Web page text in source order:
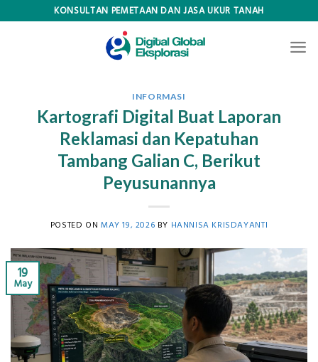
KONSULTAN PEMETAAN DAN JASA UKUR TANAH
INFORMASI
Kartografi Digital Buat Laporan
Reklamasi dan Kepatuhan
Tambang Galian C, Berikut
Peyusunannya
POSTED ON MAY 19, 2026 BY HANNISA KRISDAYANTI
19
May